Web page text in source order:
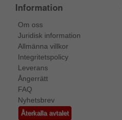
Information
Om oss
Juridisk information
Allmänna villkor
Integritetspolicy
Leverans
Ångerrätt
FAQ
Nyhetsbrev
Återkalla avtalet